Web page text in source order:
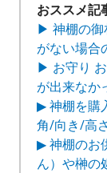
おススメ記
▶ 神棚の御
がない場合
▶ お守り お
が出来なか
▶ 神棚を購
角/向き/高
▶ 神棚のお
ん）や榊の